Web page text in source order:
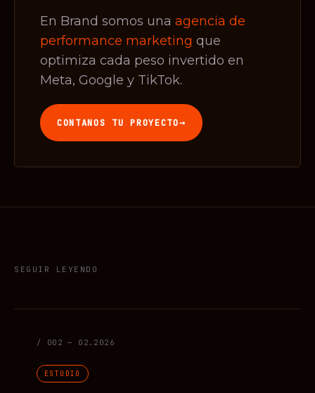
En Brand somos una agencia de
performance marketing que
optimiza cada peso invertido en
Meta, Google y TikTok.
CONTANOS TU PROYECTO→
SEGUIR LEYENDO
/ 002 — 02.2026
ESTUDIO